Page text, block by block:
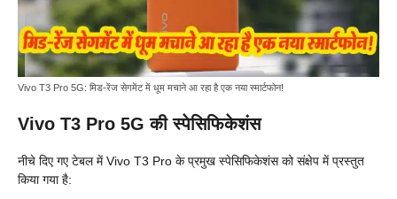
Vivo T3 Pro 5G: मिड-रेंज सेगमेंट में धूम मचाने आ रहा है एक नया स्मार्टफोन!
Vivo T3 Pro 5G की स्पेसिफिकेशंस
नीचे दिए गए टेबल में Vivo T3 Pro के प्रमुख स्पेसिफिकेशंस को संक्षेप में प्रस्तुत
किया गया है: